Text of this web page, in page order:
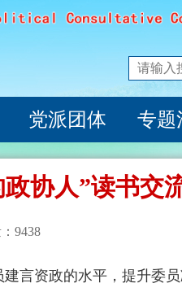
党派团体 专题
协人”读书交
9438
言资政的水平，提升委